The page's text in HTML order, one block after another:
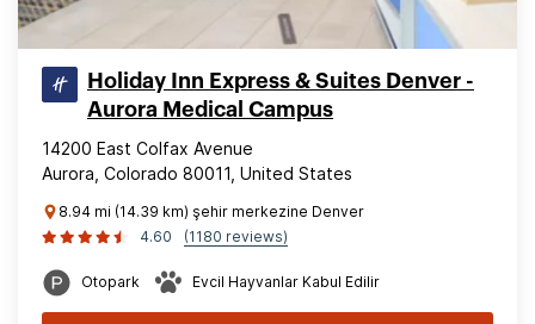
Holiday Inn Express & Suites Denver -
Aurora Medical Campus
14200 East Colfax Avenue
Aurora, Colorado 80011, United States
8.94 mi (14.39 km) şehir merkezine Denver
4.60
(1180 reviews)
Otopark Evcil Hayvanlar Kabul Edilir